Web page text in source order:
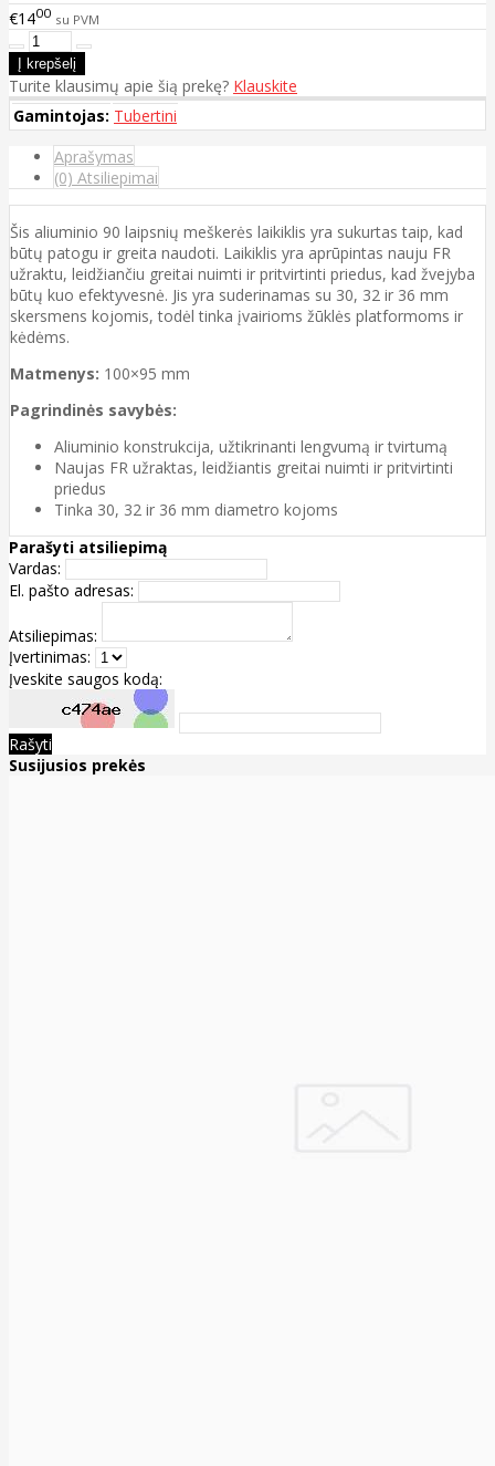
€1400 su PVM
Turite klausimų apie šią prekę? Klauskite
Gamintojas: Tubertini
Aprašymas
(0) Atsiliepimai
Šis aliuminio 90 laipsnių meškerės laikiklis yra sukurtas taip, kad
būtų patogu ir greita naudoti. Laikiklis yra aprūpintas nauju FR
užraktu, leidžiančiu greitai nuimti ir pritvirtinti priedus, kad žvejyba
būtų kuo efektyvesnė. Jis yra suderinamas su 30, 32 ir 36 mm
skersmens kojomis, todėl tinka įvairioms žūklės platformoms ir
kėdėms.
Matmenys: 100×95 mm
Pagrindinės savybės:
Aliuminio konstrukcija, užtikrinanti lengvumą ir tvirtumą
Naujas FR užraktas, leidžiantis greitai nuimti ir pritvirtinti
priedus
Tinka 30, 32 ir 36 mm diametro kojoms
Parašyti atsiliepimą
Vardas:
El. pašto adresas:
Atsiliepimas:
Įvertinimas:
Įveskite saugos kodą:
Rašyti
Susijusios prekės